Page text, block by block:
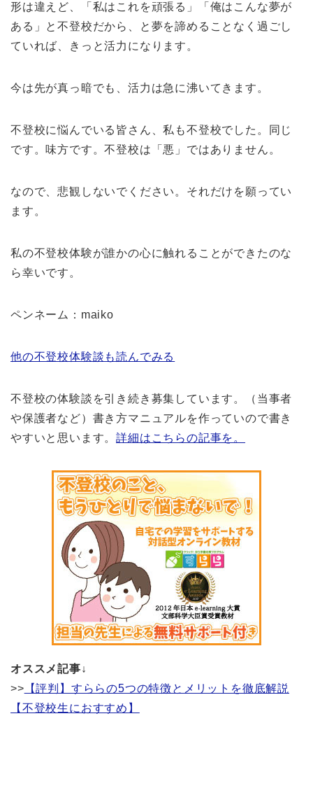
形は違えど、「私はこれを頑張る」「俺はこんな夢が
ある」と不登校だから、と夢を諦めることなく過ごし
ていれば、きっと活力になります。
今は先が真っ暗でも、活力は急に沸いてきます。
不登校に悩んでいる皆さん、私も不登校でした。同じ
です。味方です。不登校は「悪」ではありません。
なので、悲観しないでください。それだけを願ってい
ます。
私の不登校体験が誰かの心に触れることができたのな
ら幸いです。
ペンネーム：maiko
他の不登校体験談も読んでみる
不登校の体験談を引き続き募集しています。（当事者
や保護者など）書き方マニュアルを作っていので書き
やすいと思います。詳細はこちらの記事を。
オススメ記事↓
>> 【評判】すららの5つの特徴とメリットを徹底解説
【不登校生におすすめ】